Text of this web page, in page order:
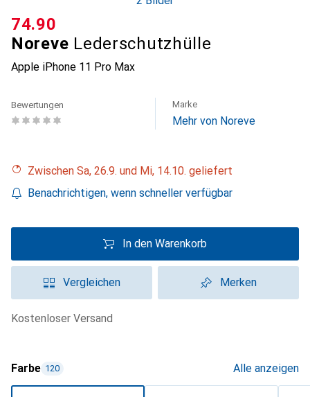
Noreve Lederschutzhülle
Apple iPhone 11 Pro Max
CHF
74.90
Bewertungen Marke
Mehr von Noreve
Zwischen Sa, 26.9. und Mi, 14.10. geliefert
Benachrichtigen, wenn schneller verfügbar
In den Warenkorb
Vergleichen Merken
kostenloser Versand
Farbe 120 Alle anzeigen